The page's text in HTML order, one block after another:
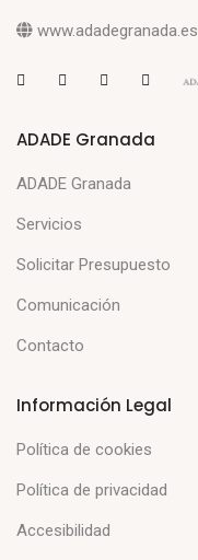
www.adadegranada.es
ADADE Granada
ADADE Granada
Servicios
Solicitar Presupuesto
Comunicación
Contacto
Información Legal
Política de cookies
Política de privacidad
Accesibilidad